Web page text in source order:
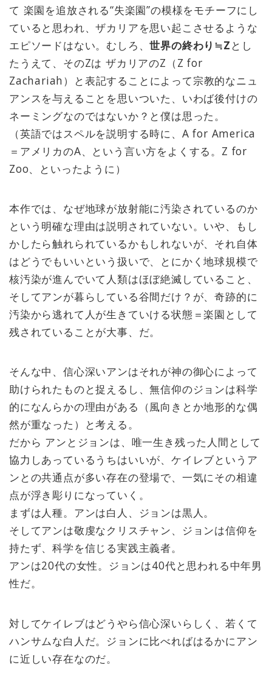
て 楽園を追放される“失楽園”の模様をモチーフにし
ていると思われ、ザカリアを思い起こさせるような
エピソードはない。むしろ、世界の終わり≒Z とし
たうえて、そのZは ザカリアのZ（Z for
Zachariah）と表記することによって宗教的なニュ
アンスを与えることを思いついた、いわば後付けの
ネーミングなのではないか？と僕は思った。
（英語ではスペルを説明する時に、A for America
＝アメリカのA、という言い方をよくする。Z for
Zoo、といったように）
本作では、なぜ地球が放射能に汚染されているのか
という明確な理由は説明されていない。いや、もし
かしたら触れられているかもしれないが、それ自体
はどうでもいいという扱いで、とにかく地球規模で
核汚染が進んでいて人類はほぼ絶滅していること、
そしてアンが暮らしている谷間だけ？が、奇跡的に
汚染から逃れて人が生きていける状態＝楽園として
残されていることが大事、だ。
そんな中、信心深いアンはそれが神の御心によって
助けられたものと捉えるし、無信仰のジョンは科学
的になんらかの理由がある（風向きとか地形的な偶
然が重なった）と考える。
だから アンとジョンは、唯一生き残った人間として
協力しあっているうちはいいが、ケイレブというア
ンとの共通点が多い存在の登場で、一気にその相違
点が浮き彫りになっていく。
まずは人種。アンは白人、ジョンは黒人。
そしてアンは敬虔なクリスチャン、ジョンは信仰を
持たず、科学を信じる実践主義者。
アンは20代の女性。ジョンは40代と思われる中年男
性だ。
対してケイレブはどうやら信心深いらしく、若くて
ハンサムな白人だ。ジョンに比べればはるかにアン
に近しい存在なのだ。